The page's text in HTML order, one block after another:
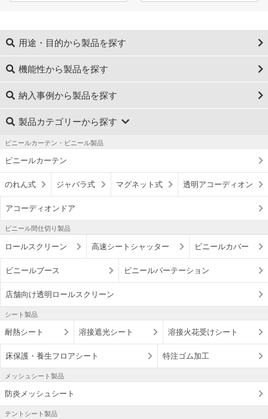
用途・目的から製品を探す
機能性から製品を探す
納入事例から製品を探す
製品カテゴリーから探す
ビニールカーテン・ビニール製品
ビニールカーテン
のれん式 ジャバラ式 マグネット式 透明アコーディオン
アコーディオンドア
ビニール間仕切り製品
ロールスクリーン 高速シートシャッター ビニールカバー
ビニールブース ビニールパーテーション
店舗向け透明ロールスクリーン
シート製品
耐熱シート 溶接遮光シート 溶接火花受けシート
床保護・養生フロアシート 特注ゴム加工
メッシュシート製品
防炎メッシュシート
テントシート製品